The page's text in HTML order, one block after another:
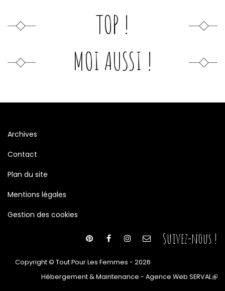
TOP !
MOI AUSSI !
Archives
Contact
Plan du site
Mentions légales
Gestion des cookies
Suivez-nous !
Copyright © Tout Pour Les Femmes - 2026
Hébergement & Maintenance - Agence Web SERVAL(le